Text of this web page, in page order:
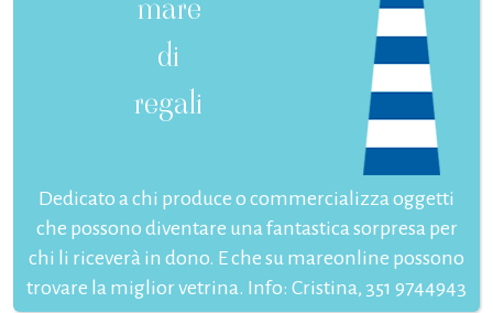
di
regali
Dedicato a chi produce o commercializza oggetti
che possono diventare una fantastica sorpresa per
chi li riceverà in dono. E che su mareonline possono
trovare la miglior vetrina. Info: Cristina, 351 9744943